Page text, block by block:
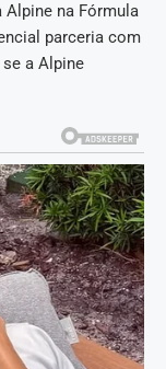
na Fórmula
parceria com
a Alpine